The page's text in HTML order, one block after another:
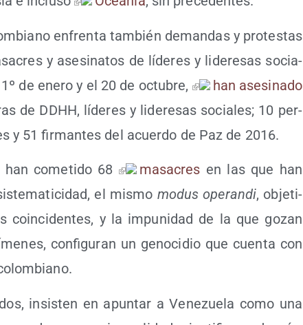
enfren­ta tam­bién deman­das y pro­tes­tas
y ase­si­na­tos de líde­res y lide­re­sas socia­
de enero y el 20 de octu­bre,
han ase­si­na­do
de DDHH, líde­res y lide­re­sas socia­les; 10 per­
y 51 fir­man­tes del acuer­do de Paz de 2016.
come­ti­do 68 masa­cres en las que han
el mis­mo modus ope­ran­di, obje­ti­
coin­ci­den­tes, y la impu­ni­dad de la que gozan
con­fi­gu­ran un geno­ci­dio que cuen­ta con
insis­ten en apun­tar a Vene­zue­la como una